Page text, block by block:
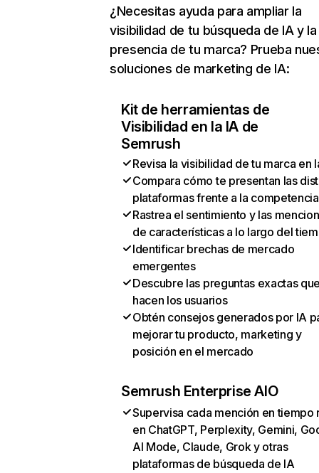
¿Necesitas ayuda para ampliar la
visibilidad de tu búsqueda de IA y la
presencia de tu marca? Prueba
soluciones de marketing de IA:
Kit de herramientas de
Visibilidad en la IA de
Semrush
Revisa la visibilidad de tu marca en
Compara cómo te presentan las
plataformas frente a la competencia
Rastrea el sentimiento y las
de características a lo largo del
Identificar brechas de mercado
emergentes
Descubre las preguntas exactas
hacen los usuarios
Obtén consejos generados por IA
mejorar tu producto, marketing y
posición en el mercado
Semrush Enterprise AIO
Supervisa cada mención en tiempo
en ChatGPT, Perplexity, Gemini,
AI Mode, Claude, Grok y otras
plataformas de búsqueda de IA